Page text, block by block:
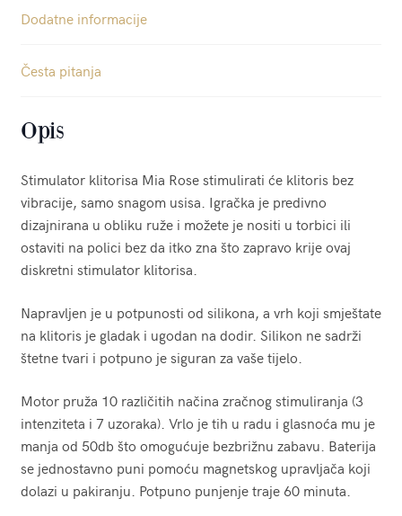
Dodatne informacije
Česta pitanja
Opis
Stimulator klitorisa Mia Rose stimulirati će klitoris bez
vibracije, samo snagom usisa. Igračka je predivno
dizajnirana u obliku ruže i možete je nositi u torbici ili
ostaviti na polici bez da itko zna što zapravo krije ovaj
diskretni stimulator klitorisa.
Napravljen je u potpunosti od silikona, a vrh koji smještate
na klitoris je gladak i ugodan na dodir. Silikon ne sadrži
štetne tvari i potpuno je siguran za vaše tijelo.
Motor pruža 10 različitih načina zračnog stimuliranja (3
intenziteta i 7 uzoraka). Vrlo je tih u radu i glasnoća mu je
manja od 50db što omogućuje bezbrižnu zabavu. Baterija
se jednostavno puni pomoću magnetskog upravljača koji
dolazi u pakiranju. Potpuno punjenje traje 60 minuta.